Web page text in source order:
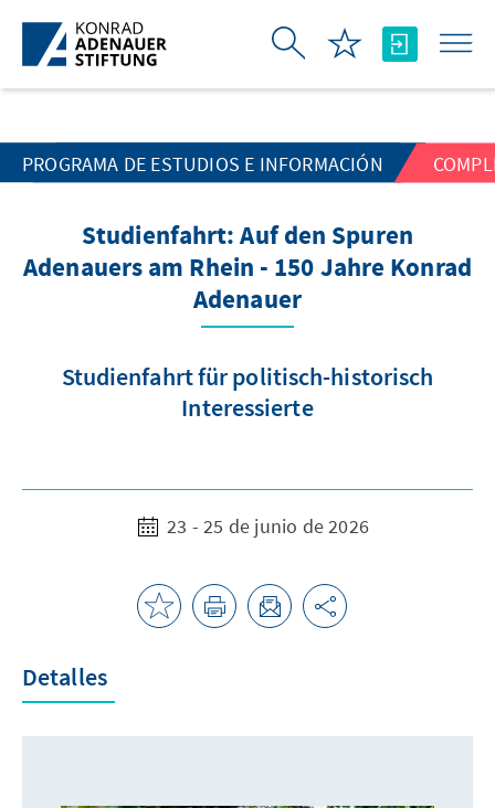
Saltar al contenido principal
PROGRAMA DE ESTUDIOS E INFORMACIÓN
Studienfahrt: Auf den Spuren
Adenauers am Rhein - 150 Jahre Konrad
Adenauer
Studienfahrt für politisch-historisch
Interessierte
23 - 25 de junio de 2026
Detalles